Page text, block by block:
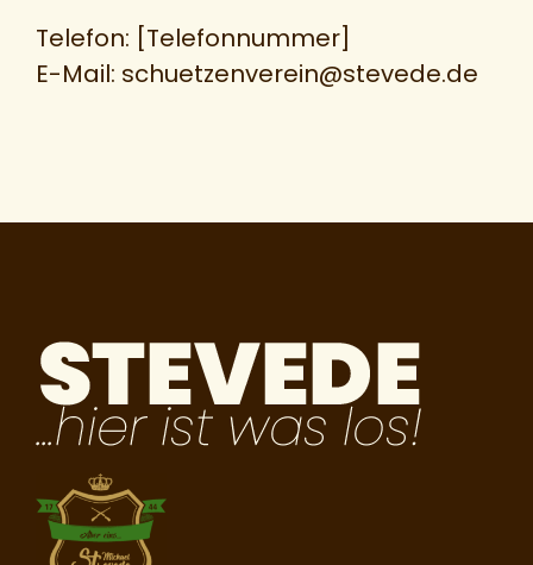
Telefon: [Telefonnummer]
E-Mail: schuetzenverein@stevede.de